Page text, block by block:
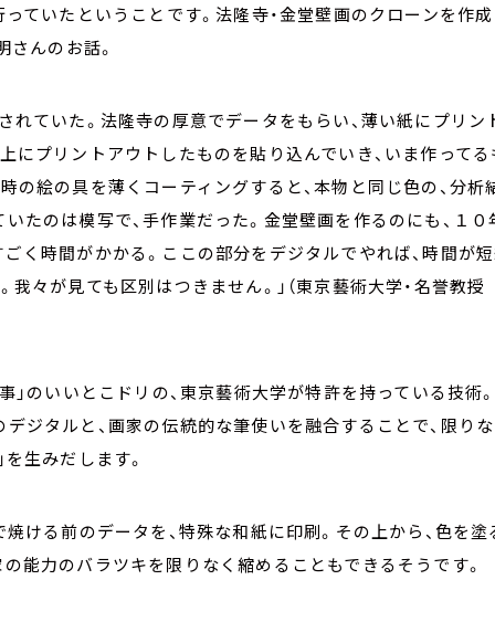
っていたということです。法隆寺・金堂壁画のクローンを作
さんのお話。
れていた。法隆寺の厚意でデータをもらい、薄い紙にプリン
にプリントアウトしたものを貼り込んでいき、いま作ってる
の絵の具を薄くコーティングすると、本物と同じ色の、分析
たのは模写で、手作業だった。金堂壁画を作るのにも、１０
く時間がかかる。ここの部分をデジタルでやれば、時間が
我々が見ても区別はつきません。」（東京藝術大学・名誉教
」のいいとこドリの、東京藝術大学が特許を持っている技術
ジタルと、画家の伝統的な筆使いを融合することで、限りな
生みだします。
焼ける前のデータを、特殊な和紙に印刷。その上から、色を塗
能力のバラツキを限りなく縮めることもできるそうです。